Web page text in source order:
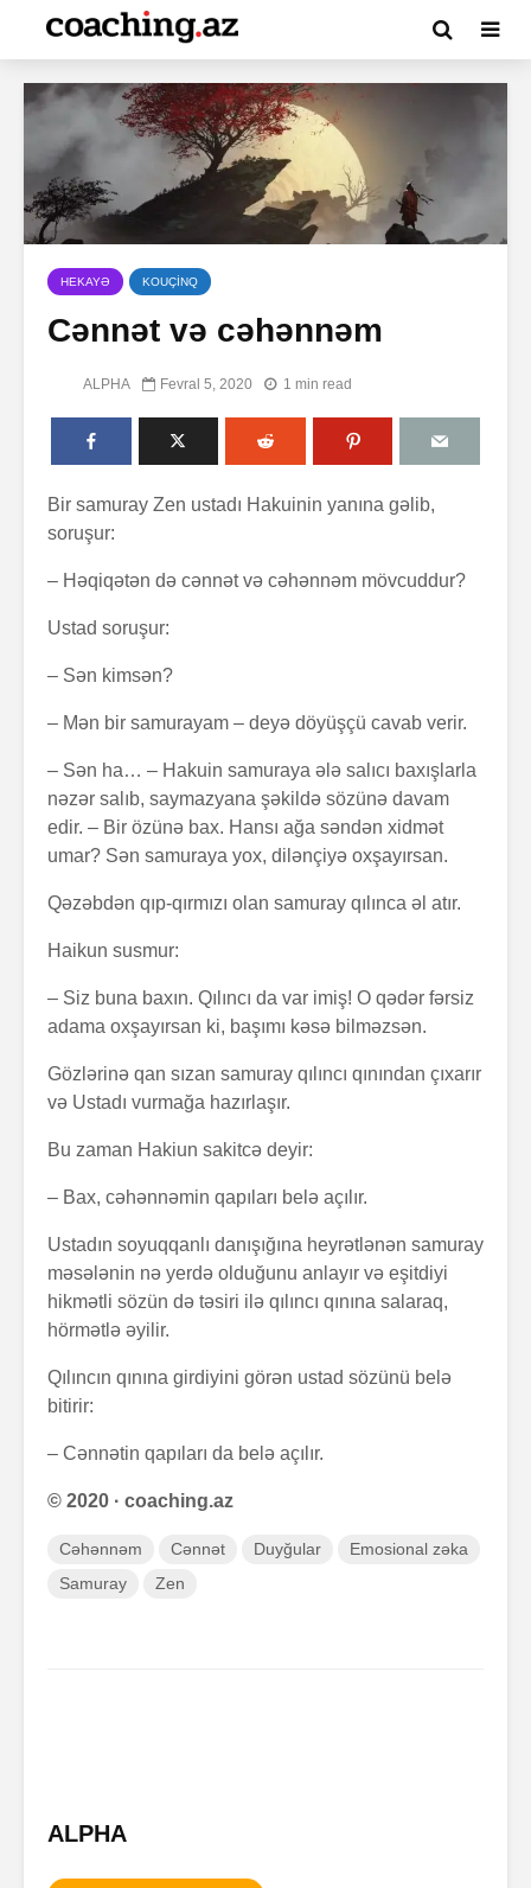
HEKAYƏ KOUÇİNQ
Cənnət və cəhənnəm
ALPHA Fevral 5, 2020 1 min read
Bir samuray Zen ustadı Hakuinin yanına gəlib,
soruşur:
– Həqiqətən də cənnət və cəhənnəm mövcuddur?
Ustad soruşur:
– Sən kimsən?
– Mən bir samurayam – deyə döyüşçü cavab verir.
– Sən ha… – Hakuin samuraya ələ salıcı baxışlarla
nəzər salıb, saymazyana şəkildə sözünə davam
edir. – Bir özünə bax. Hansı ağa səndən xidmət
umar? Sən samuraya yox, dilənçiyə oxşayırsan.
Qəzəbdən qıp-qırmızı olan samuray qılınca əl atır.
Haikun susmur:
– Siz buna baxın. Qılıncı da var imiş! O qədər fərsiz
adama oxşayırsan ki, başımı kəsə bilməzsən.
Gözlərinə qan sızan samuray qılıncı qınından çıxarır
və Ustadı vurmağa hazırlaşır.
Bu zaman Hakiun sakitcə deyir:
– Bax, cəhənnəmin qapıları belə açılır.
Ustadın soyuqqanlı danışığına heyrətlənən samuray
məsələnin nə yerdə olduğunu anlayır və eşitdiyi
hikmətli sözün də təsiri ilə qılıncı qınına salaraq,
hörmətlə əyilir.
Qılıncın qınına girdiyini görən ustad sözünü belə
bitirir:
– Cənnətin qapıları da belə açılır.
© 2020 · coaching.az
Cəhənnəm Cənnət Duyğular
Emosional zəka
Samuray
Zen
ALPHA
onun fərdi
psixologiya
anlayışı
“Ulduzlu gecə”
necə yarandı?
nədir və necə
formalaşdırılır?
nədir?
üsul
Zalım padşahla
qocanın hekayəti
Problem nədədir?
Zaman keçir,